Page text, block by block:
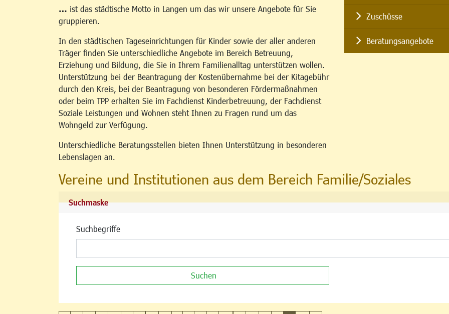
… ist das städtische Motto in Langen um das wir unsere Angebote für Sie
gruppieren.
In den städtischen Tageseinrichtungen für Kinder sowie der aller anderen
Träger finden Sie unterschiedliche Angebote im Bereich Betreuung,
Erziehung und Bildung, die Sie in Ihrem Familienalltag unterstützen wollen.
Unterstützung bei der Beantragung der Kostenübernahme bei der Kitagebühr
durch den Kreis, bei der Beantragung von besonderen Fördermaßnahmen
oder beim TPP erhalten Sie im Fachdienst Kinderbetreuung, der Fachdienst
Soziale Leistungen und Wohnen steht Ihnen zu Fragen rund um das
Wohngeld zur Verfügung.
Unterschiedliche Beratungsstellen bieten Ihnen Unterstützung in besonderen
Lebenslagen an.
Zuschüsse
Beratungsangebote
Vereine und Institutionen aus dem Bereich Familie/Soziales
Suchmaske
Suchbegriffe
Suchen